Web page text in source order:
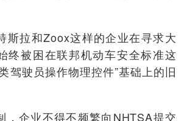
斯拉和Zoox这样的企业在寻求大
终被困在联邦机动车安全标准这
驾驶员操作物理控件”基础上的旧
，企业不得不频繁向NHTSA提交